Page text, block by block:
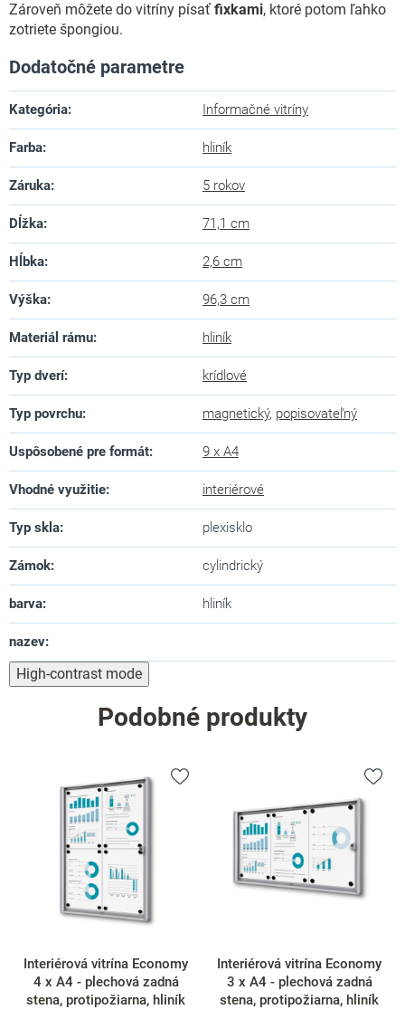
Zároveň môžete do vitríny písať fixkami, ktoré potom ľahko
zotriete špongiou.
Dodatočné parametre
Kategória: Informačné vitríny
Farba: hliník
Záruka: 5 rokov
Dĺžka: 71,1 cm
Hĺbka: 2,6 cm
Výška: 96,3 cm
Materiál rámu: hliník
Typ dverí: krídlové
Typ povrchu: magnetický, popisovateľný
Uspôsobené pre formát: 9 x A4
Vhodné využitie: interiérové
Typ skla: plexisklo
Zámok: cylindrický
barva: hliník
nazev:
High-contrast mode
Podobné produkty
Interiérová vitrína Economy
4 x A4 - plechová zadná
stena, protipožiarna, hliník
Interiérová vitrína Economy
3 x A4 - plechová zadná
stena, protipožiarna, hliník